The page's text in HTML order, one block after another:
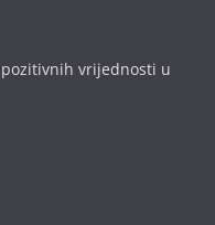
vrijednosti u